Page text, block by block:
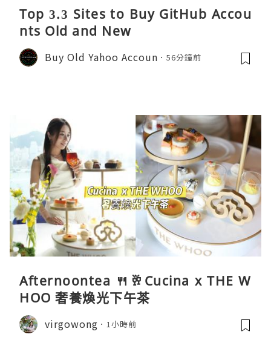
Top 3.3 Sites to Buy GitHub Accou
nts Old and New
Buy Old Yahoo Accoun 56分鐘前
Afternoontea 🍴🥂Cucina x THE W
HOO 奢養煥光下午茶
virgowong 1小時前